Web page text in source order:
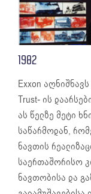
1982
Exxon
Trust- ის
ას წელზე მეტი
საწარმოდან,
ნავთის
საერთაშორისო
ნავთობისა და